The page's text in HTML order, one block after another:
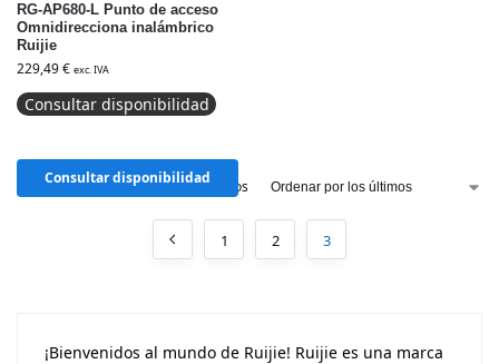
RG-AP680-L Punto de acceso
Omnidirecciona inalámbrico
Ruijie
229,49€ exc. IVA
Consultar disponibilidad
Consultar disponibilidad
Mostrando 81–115 de 115 resultados
1 2 3
¡Bienvenidos al mundo de Ruijie! Ruijie es una marca